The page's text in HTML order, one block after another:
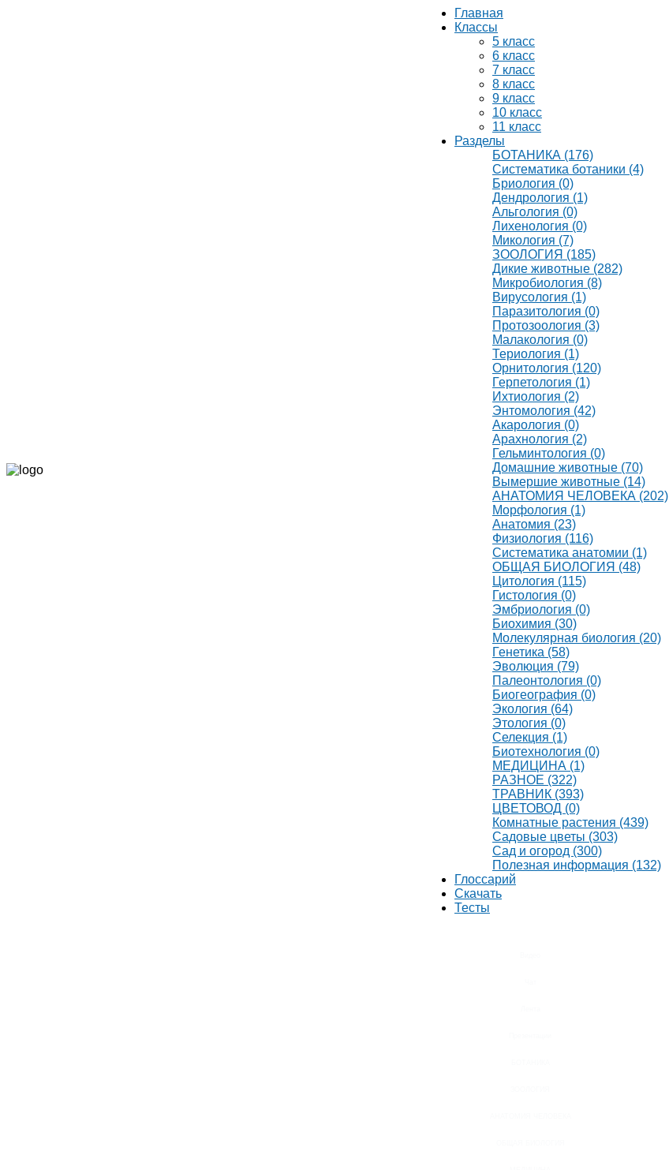
Главная
Классы
5 класс
6 класс
7 класс
8 класс
9 класс
10 класс
11 класс
Разделы
БОТАНИКА (176)
Систематика ботаники (4)
Бриология (0)
Дендрология (1)
Альгология (0)
Лихенология (0)
Микология (7)
ЗООЛОГИЯ (185)
Дикие животные (282)
Микробиология (8)
Вирусология (1)
Паразитология (0)
Протозоология (3)
Малакология (0)
Териология (1)
Орнитология (120)
Герпетология (1)
Ихтиология (2)
Энтомология (42)
Акарология (0)
Арахнология (2)
Гельминтология (0)
Домашние животные (70)
Вымершие животные (14)
АНАТОМИЯ ЧЕЛОВЕКА (202)
Морфология (1)
Анатомия (23)
Физиология (116)
Систематика анатомии (1)
ОБЩАЯ БИОЛОГИЯ (48)
Цитология (115)
Гистология (0)
Эмбриология (0)
Биохимия (30)
Молекулярная биология (20)
Генетика (58)
Эволюция (79)
Палеонтология (0)
Биогеография (0)
Экология (64)
Этология (0)
Селекция (1)
Биотехнология (0)
МЕДИЦИНА (1)
РАЗНОЕ (322)
ТРАВНИК (393)
ЦВЕТОВОД (0)
Комнатные растения (439)
Садовые цветы (303)
Сад и огород (300)
Полезная информация (132)
Глоссарий
Скачать
Тесты